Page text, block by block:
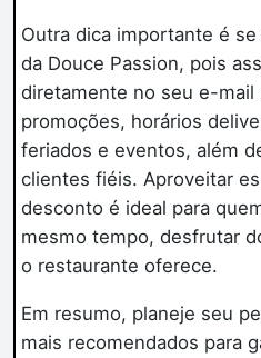
Outra dica importante é
da Douce Passion, pois
diretamente no seu e-mail
promoções, horários
feriados e eventos, além
clientes fiéis. Aproveitar
desconto é ideal para
mesmo tempo, desfrutar
o restaurante oferece.
Em resumo, planeje seu
mais recomendados para